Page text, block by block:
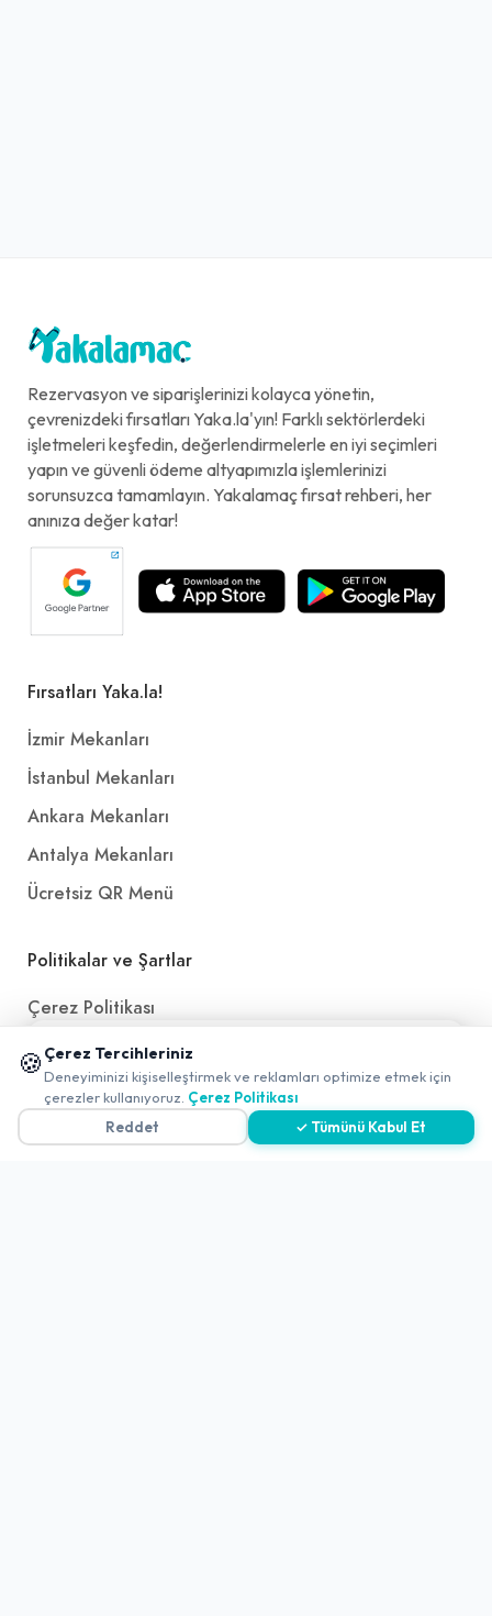
Rezervasyon ve siparişlerinizi kolayca yönetin,
çevrenizdeki fırsatları Yaka.la'yın! Farklı sektörlerdeki
işletmeleri keşfedin, değerlendirmelerle en iyi seçimleri
yapın ve güvenli ödeme altyapımızla işlemlerinizi
sorunsuzca tamamlayın. Yakalamaç fırsat rehberi, her
anınıza değer katar!
Fırsatları Yaka.la!
İzmir Mekanları
İstanbul Mekanları
Ankara Mekanları
Antalya Mekanları
Ücretsiz QR Menü
Politikalar ve Şartlar
Çerez Politikası
Gizlilik Politikası
Teslimat, İptal ve İade Politikası
Kullanım Koşulları ve Hizmet Politikası
🍪 Çerez Tercihleriniz
Deneyiminizi kişiselleştirmek ve reklamları optimize etmek için
çerezler kullanıyoruz. Çerez Politikası
Reddet
✓ Tümünü Kabul Et
📱 Mobil uygulamamızı keşfedin!
✖